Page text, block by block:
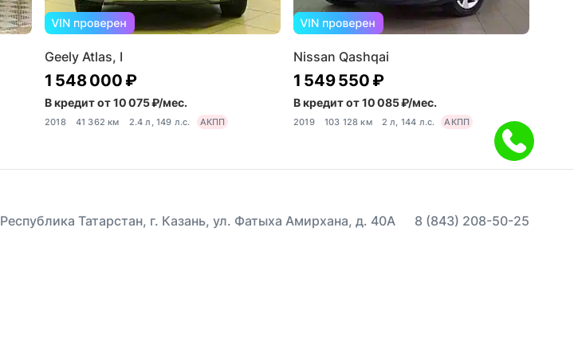
Geely Atlas, I
1 548 000 ₽
В кредит от 10 075 ₽/мес.
2018 41 362 км 2.4 л, 149 л.с. АКПП
Nissan Qashqai
1 549 550 ₽
В кредит от 10 085 ₽/мес.
2019 103 128 км 2 л, 144 л.с. АКПП
Республика Татарстан, г. Казань, ул. Фатыха Амирхана, д. 40А 8 (843) 208-50-25